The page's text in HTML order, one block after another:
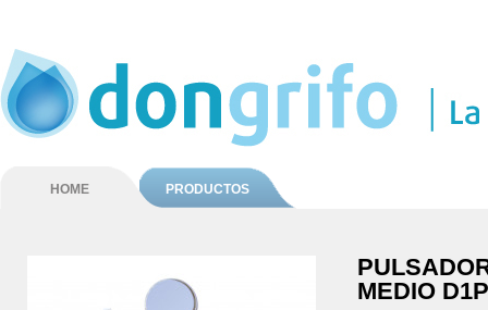
HOME PRODUCTOS
MEDIO D1P